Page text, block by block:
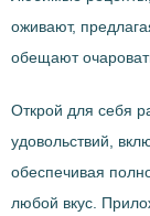
оживают,
обещают
Открой для себя
удовольствий,
обеспечивая
любой вкус.